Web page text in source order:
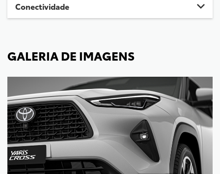
Conectividade
GALERIA DE IMAGENS